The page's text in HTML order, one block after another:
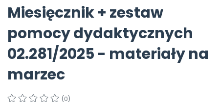
Pomoc
Miesięcznik + zestaw
pomocy dydaktycznych
02.281/2025 - materiały na
marzec
(0)